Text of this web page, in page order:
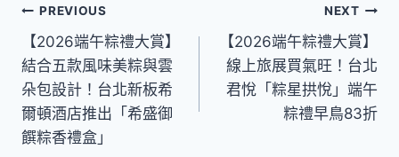
文
章
導
覽
PREVIOUS
【2026端午粽禮大賞】
結合五款風味美粽與雲
朵包設計！台北新板希
爾頓酒店推出「希盛御
饌粽香禮盒」
NEXT
【2026端午粽禮大賞】
線上旅展買氣旺！台北
君悅「粽星拱悅」端午
粽禮早鳥83折